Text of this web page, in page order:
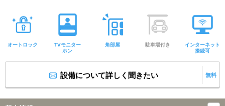
オートロック
TVモニター
ホン
角部屋 駐車場付き
インターネット
接続可
設備について詳しく聞きたい 無料